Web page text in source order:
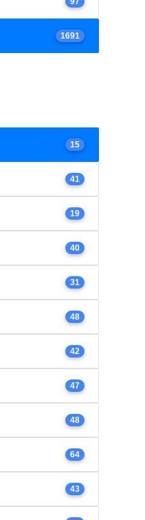
1691
15
41
19
40
31
48
42
47
48
64
43